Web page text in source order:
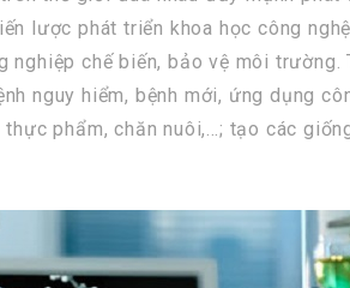
lược phát triển khoa học công
chế biến, bảo vệ môi
nguy hiểm, bệnh mới, ứng dụng
phẩm, chăn nuôi,…; tạo các